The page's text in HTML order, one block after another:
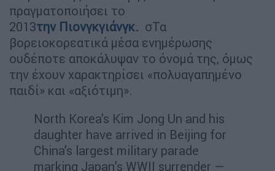
πραγματοποιήσει το
2013την Πιονγκγιάνγκ. σΤα
βορειοκορεατικά μέσα ενημέρωσης
ουδέποτε αποκάλυψαν το όνομά της, όμως
την έχουν χαρακτηρίσει «πολυαγαπημένο
παιδί» και «αξιότιμη».
North Korea’s Kim Jong Un and his
daughter have arrived in Beijing for
China’s largest military parade
marking Japan’s WWII surrender —